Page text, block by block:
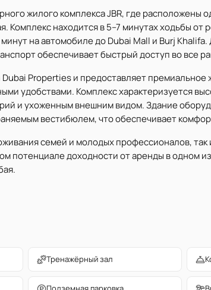
жилого комплекса JBR, где расположены
Комплекс находится в 5–7 минутах ходьбы от
на автомобиле до Dubai Mall и Burj
обеспечивает быстрый доступ во все
Properties и предоставляет премиальное
удобствами. Комплекс характеризуется
и ухоженным внешним видом. Здание
вестибюлем, что обеспечивает
семей и молодых профессионалов, так
потенциале доходности от аренды в одном
Тренажёрный зал